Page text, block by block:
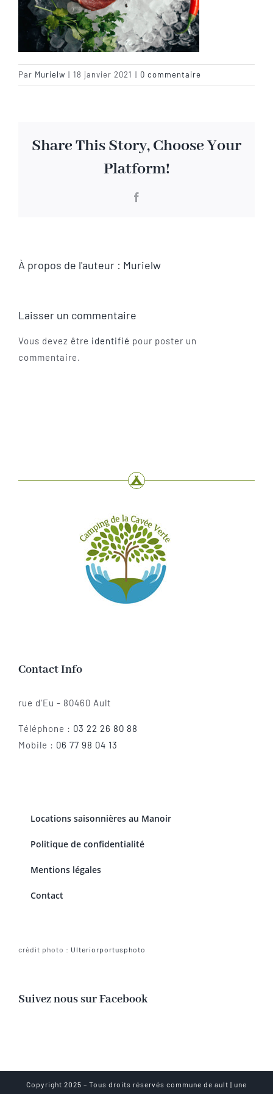
Visite virtuelle
Contact
Par Murielw | 18 janvier 2021 | 0 commentaire
Share This Story, Choose Your
Platform!
À propos de l'auteur : Murielw
Laisser un commentaire
Vous devez être identifié pour poster un
commentaire.
Contact Info
rue d'Eu - 80460 Ault
Téléphone : 03 22 26 80 88
Mobile : 06 77 98 04 13
Locations saisonnières au Manoir
Politique de confidentialité
Mentions légales
Contact
crédit photo : Ulteriorportusphoto
Suivez nous sur Facebook
Copyright 2025 – Tous droits réservés commune de ault | une